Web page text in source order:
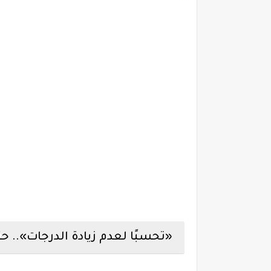
«تحسبًا لعدم زيادة الدرجات»..